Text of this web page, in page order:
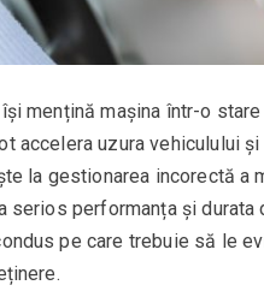
mențină mașina într-o
accelera uzura vehiculului
la gestionarea incorectă a
serios performanța și
pe care trebuie să le